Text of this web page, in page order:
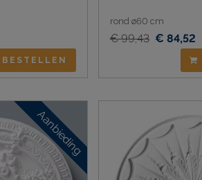
BESTELLEN
rond ø60 cm
€ 99,43 € 84,52
Aanbieding